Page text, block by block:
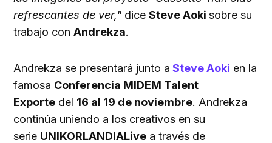
refrescantes de ver," diceSteve Aokisobre su
trabajo conAndrekza.
Andrekza se presentará junto a Steve Aoki en la
famosa Conferencia MIDEM Talent
Exporte del 16 al 19 de noviembre. Andrekza
continúa uniendo a los creativos en su
serie UNIKORLANDIALive a través de